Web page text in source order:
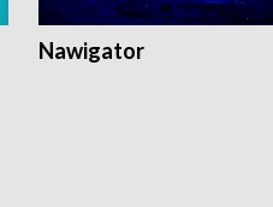
Nawigator